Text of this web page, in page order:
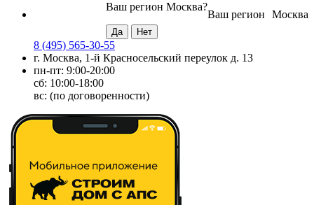
Москва
Ваш регион
Ваш регион Москва?
8 (495) 565-30-55
г. Москва, 1-й Красносельский переулок д. 13
пн-пт: 9:00-20:00
сб: 10:00-18:00
вс: (по договоренности)